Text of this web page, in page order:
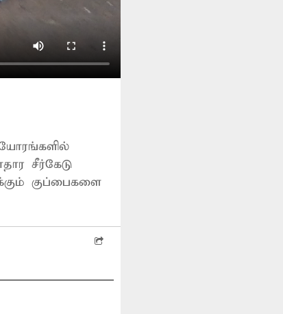
சீர்கேடு
குப்பைகளை